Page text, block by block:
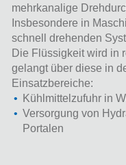
mehrkanalige
Insbesondere in
schnell drehenden
Die Flüssigkeit wird in
gelangt über diese in
Einsatzbereiche:
Kühlmittelzufuhr in
Versorgung von
Portalen